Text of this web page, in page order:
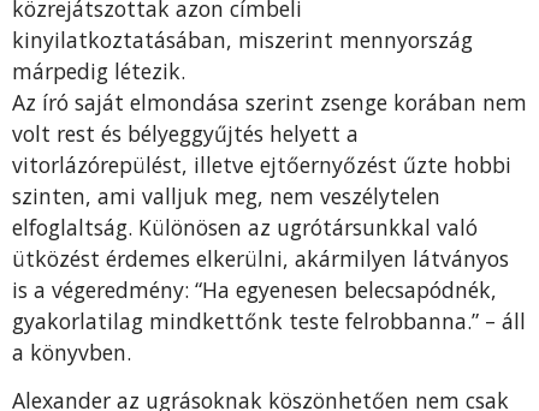
közrejátszottak azon címbeli
kinyilatkoztatásában, miszerint mennyország
márpedig létezik.
Az író saját elmondása szerint zsenge korában nem
volt rest és bélyeggyűjtés helyett a
vitorlázórepülést, illetve ejtőernyőzést űzte hobbi
szinten, ami valljuk meg, nem veszélytelen
elfoglaltság. Különösen az ugrótársunkkal való
ütközést érdemes elkerülni, akármilyen látványos
is a végeredmény: “Ha egyenesen belecsapódnék,
gyakorlatilag mindkettőnk teste felrobbanna.” – áll
a könyvben.
Alexander az ugrásoknak köszönhetően nem csak